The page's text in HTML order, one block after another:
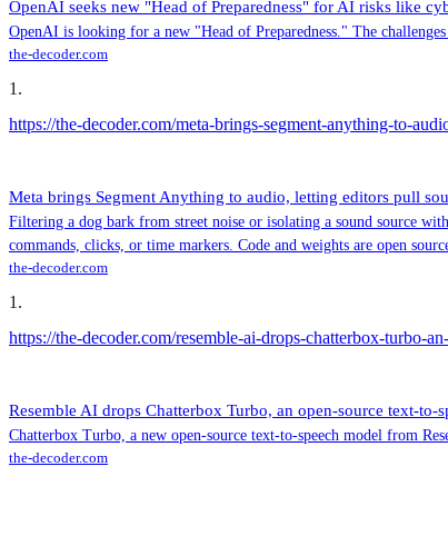
OpenAI seeks new "Head of Preparedness" for AI risks like
OpenAI is looking for a new "Head of Preparedness." The
the-decoder.com
1 .
https://the-decoder.com/meta-brings-segment-anything-to-
Meta brings Segment Anything to audio, letting editors pull
Filtering a dog bark from street noise or isolating a sound source
commands, clicks, or time markers. Code and weights are open
the-decoder.com
1 .
https://the-decoder.com/resemble-ai-drops-chatterbox-turbo-
Resemble AI drops Chatterbox Turbo, an open-source text-
Chatterbox Turbo, a new open-source text-to-speech model from
the-decoder.com